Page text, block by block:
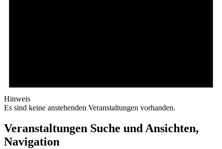
Hinweis
Es sind keine anstehenden Veranstaltungen vorhanden.
Veranstaltungen Suche und Ansichten,
Navigation